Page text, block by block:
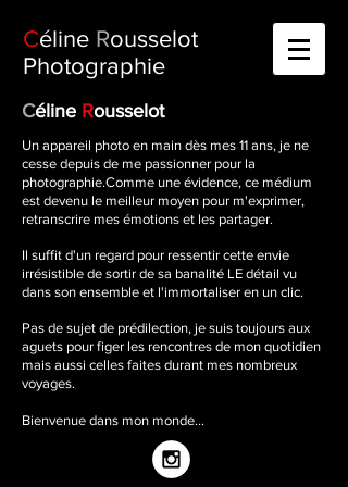
Céline Rousselot
Photographie
Céline Rousselot
Un appareil photo en main dès mes 11 ans, je ne
cesse depuis de me passionner pour la
photographie.Comme une évidence, ce médium
est devenu le meilleur moyen pour m'exprimer,
retranscrire mes émotions et les partager.
Il suffit d'un regard pour ressentir cette envie
irrésistible de sortir de sa banalité LE détail vu
dans son ensemble et l'immortaliser en un clic.
Pas de sujet de prédilection, je suis toujours aux
aguets pour figer les rencontres de mon quotidien
mais aussi celles faites durant mes nombreux
voyages.
Bienvenue dans mon monde...